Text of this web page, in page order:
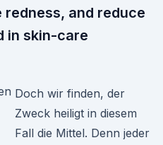
and reduce
in skin-care
Doch wir finden, der
Zweck heiligt in diesem
Fall die Mittel. Denn jeder